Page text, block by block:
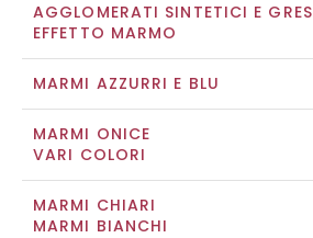
AGGLOMERATI SINTETICI E GRES
EFFETTO MARMO
MARMI AZZURRI E BLU
MARMI ONICE
VARI COLORI
MARMI CHIARI
MARMI BIANCHI